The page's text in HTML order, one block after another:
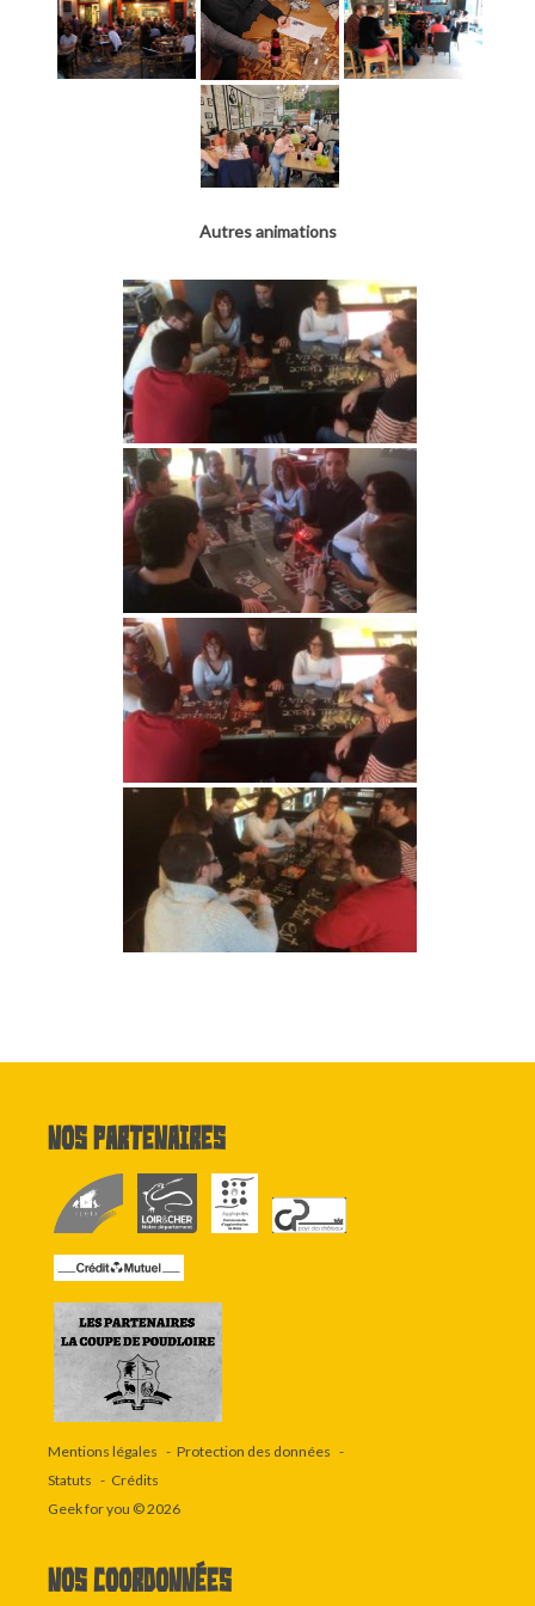
Autres animations
Nos partenaires
Mentions légales
Protection des données
Statuts
Crédits
Geek for you © 2026
Nos coordonnées